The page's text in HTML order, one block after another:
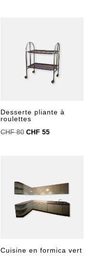
CHF 850.CHF 700.
Desserte pliante à
roulettes
CHF80 Le
CHF 55Le
CHF 55.
Cuisine en formica vert